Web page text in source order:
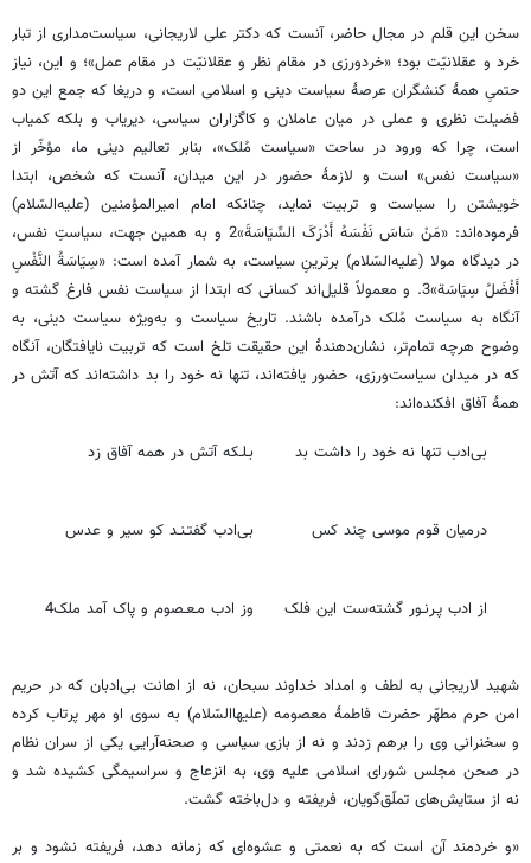
سخن این قلم در مجال حاضر، آنست که دکتر علی لاریجانی، سیاست‌مداری از تبار
خرد و عقلانیّت بود؛ «خردورزی در مقام نظر و عقلانیّت در مقام عمل»؛ و این، نیاز
حتمیِ همۀ کنشگران عرصۀ سیاست دینی و اسلامی است، و دریغا که جمع این دو
فضیلت نظری و عملی در میان عاملان و کاگزاران سیاسی، دیریاب و بلکه کمیاب
است، چرا که ورود در ساحت «سیاست مُلک»، بنابر تعالیم دینی ما، مؤخّر از
«سیاست نفس» است و لازمۀ حضور در این میدان، آنست که شخص، ابتدا
خویشتن را سیاست و تربیت نماید، چنانکه امام امیرالمؤمنین (علیه‌السّلام)
فرموده‌اند: «مَنْ‏ سَاسَ‏ نَفْسَهُ‏ أَدْرَکَ السِّیَاسَةَ»2 و به همین جهت، سیاستِ نفس،
در دیدگاه مولا (علیه‌السّلام) برترینِ سیاست، به شمار آمده است: «سِیَاسَةُ النَّفْسِ
أَفْضَلُ‏ سِیَاسَة»3. و معمولاً قلیل‌اند کسانی که ابتدا از سیاست نفس فارغ گشته و
آنگاه به سیاست مُلک درآمده باشند. تاریخ سیاست و به‌ویژه سیاست دینی، به
وضوح هرچه تمام‌تر، نشان‌دهندۀ این حقیقت تلخ است که تربیت نایافتگان، آنگاه
که در میدان سیاست‌ورزی، حضور یافته‌اند، تنها نه خود را بد داشته‌اند که آتش در
همۀ آفاق افکنده‌اند:
بی‌ادب تنها نه خود را داشت بد بـلـکه آتش در همه آفاق زد
درمیان قوم موسی چند کس بی‌ادب گفتـنـد کو سیر و عدس
از ادب پـرنـور گشته‌ست این فلک وز ادب مـعـصوم و پاک آمد ملک4
شهید لاریجانی به لطف و امداد خداوند سبحان، نه از اهانت بی‌ادبان که در حریم
امن حرم مطهّر حضرت فاطمۀ معصومه (علیهاالسّلام) به سوی او مهر پرتاب کرده
و سخنرانی وی را برهم زدند و نه از بازی سیاسی و صحنه‌آرایی یکی از سران نظام
در صحن مجلس شورای اسلامی علیه وی، به انزعاج و سراسیمگی کشیده شد و
نه از ستایش‌های تملّق‌گویان، فریفته و دل‌باخته گشت.
«و خردمند آن است که به نعمتی و عشوه‌ای که زمانه دهد، فریفته نشود و بر